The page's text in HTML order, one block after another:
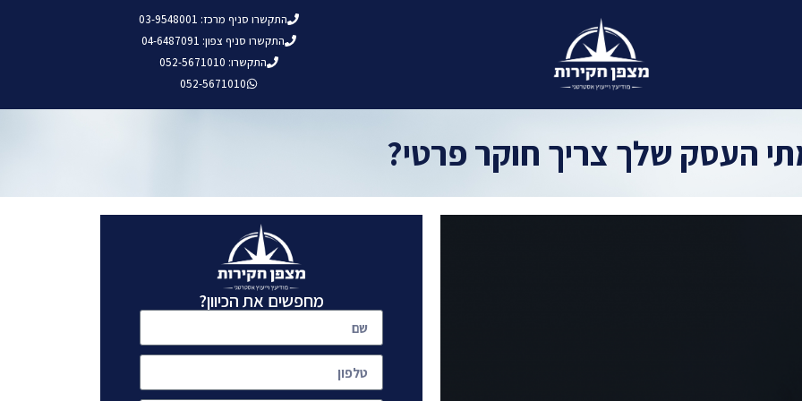
התקשרו סניף מרכז: 03-9548001
התקשרו סניף צפון: 04-6487091
התקשרו: 052-5671010
052-5671010
העסק שלך צריך חוקר פרטי?
מחפשים את הכיוון?